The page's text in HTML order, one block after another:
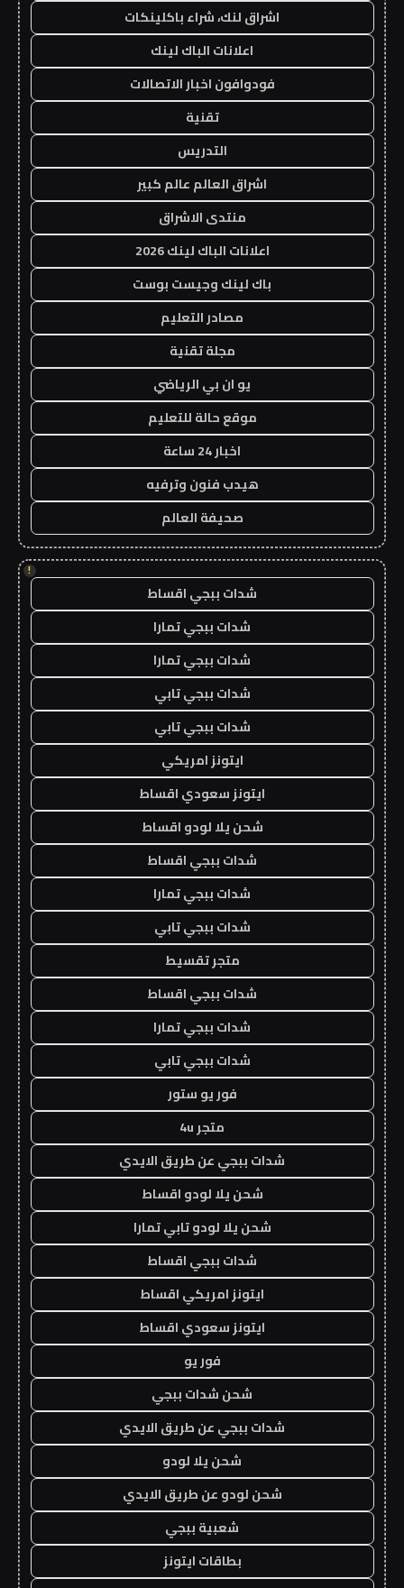
اشراق لنك، شراء باكلينكات
اعلانات الباك لينك
فودوافون اخبار الاتصالات
تقنية
التدريس
اشراق العالم عالم كبير
منتدى الاشراق
اعلانات الباك لينك 2026
باك لينك وجيست بوست
مصادر التعليم
مجلة تقنية
يو ان بي الرياضي
موقع حالة للتعليم
اخبار 24 ساعة
هيدب فنون وترفيه
صحيفة العالم
!
شدات ببجي اقساط
شدات ببجي تمارا
شدات ببجي تمارا
شدات ببجي تابي
شدات ببجي تابي
ايتونز امريكي
ايتونز سعودي اقساط
شحن يلا لودو اقساط
شدات ببجي اقساط
شدات ببجي تمارا
شدات ببجي تابي
متجر تقسيط
شدات ببجي اقساط
شدات ببجي تمارا
شدات ببجي تابي
فور يو ستور
متجر 4u
شدات ببجي عن طريق الايدي
شحن يلا لودو اقساط
شحن يلا لودو تابي تمارا
شدات ببجي اقساط
ايتونز امريكي اقساط
ايتونز سعودي اقساط
فور يو
شحن شدات ببجي
شدات ببجي عن طريق الايدي
شحن يلا لودو
شحن لودو عن طريق الايدي
شعبية ببجي
بطاقات ايتونز